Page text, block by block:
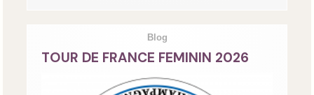
Blog
TOUR DE FRANCE FEMININ 2026